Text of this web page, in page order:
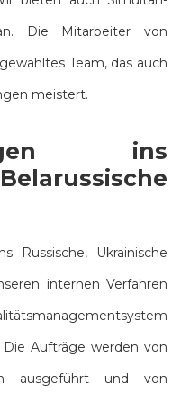
Die Mitarbeiter von
Team, das auch
meistert.
ins
Russische, Ukrainische
internen Verfahren
Aufträge werden von
ausgeführt und von